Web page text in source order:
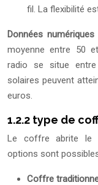
fil. La flexibilité
Données numériques
moyenne entre 50
radio se situe
solaires peuvent
euros.
1.2.2 type de
Le coffre abrite le
options sont
Coffre